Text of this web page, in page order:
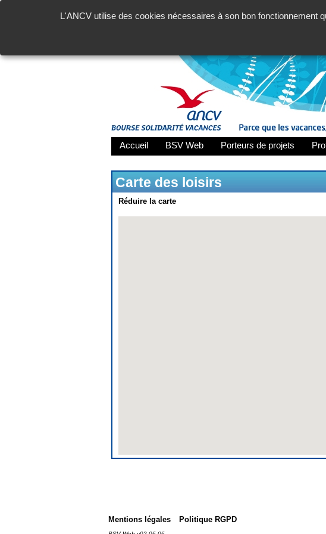
L'ANCV utilise des cookies nécessaires à son bon fonctionnement
Accueil BSV Web Porteurs de projets
Carte des loisirs
Réduire la carte
Mentions légales Politique RGPD